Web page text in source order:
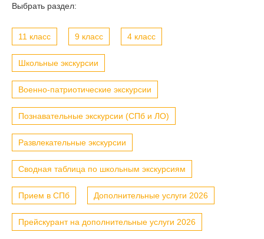
Выбрать раздел:
11 класс 9 класс 4 класс
Школьные экскурсии
Военно-патриотические экскурсии
Познавательные экскурсии (СПб и ЛО)
Развлекательные экскурсии
Сводная таблица по школьным экскурсиям
Прием в СПб Дополнительные услуги 2026
Прейскурант на дополнительные услуги 2026